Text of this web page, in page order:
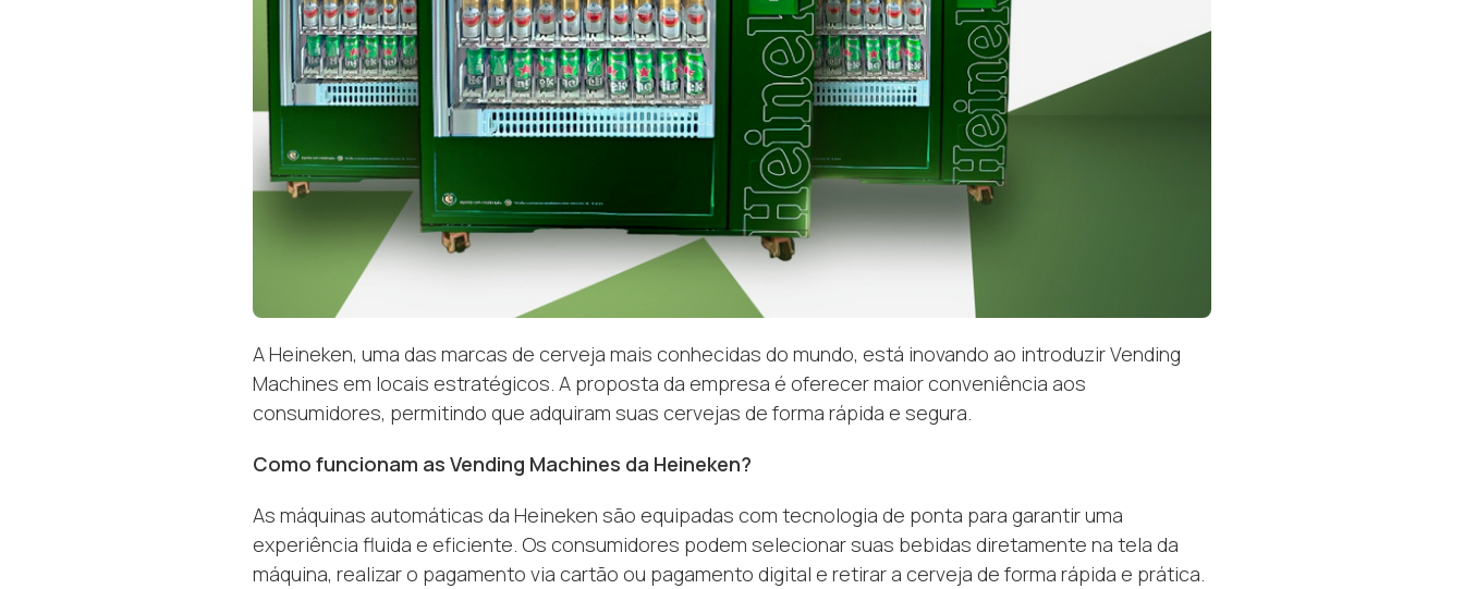
A Heineken, uma das marcas de cerveja mais conhecidas do mundo, está inovando ao introduzir Vending
Machines em locais estratégicos. A proposta da empresa é oferecer maior conveniência aos
consumidores, permitindo que adquiram suas cervejas de forma rápida e segura.
Como funcionam as Vending Machines da Heineken?
As máquinas automáticas da Heineken são equipadas com tecnologia de ponta para garantir uma
experiência fluida e eficiente. Os consumidores podem selecionar suas bebidas diretamente na tela da
máquina, realizar o pagamento via cartão ou pagamento digital e retirar a cerveja de forma rápida e prática.